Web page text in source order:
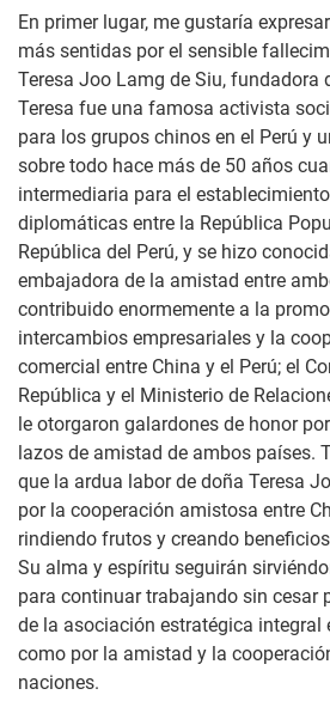
En primer lugar, me gustaría
más sentidas por el sensible
Teresa Joo Lamg de Siu, fundadora
Teresa fue una famosa activista
para los grupos chinos en el Perú y
sobre todo hace más de 50 años
intermediaria para el
diplomáticas entre la República
República del Perú, y se hizo
embajadora de la amistad entre
contribuido enormemente a la
intercambios empresariales y la
comercial entre China y el Perú; el
República y el Ministerio de
le otorgaron galardones de honor
lazos de amistad de ambos países.
que la ardua labor de doña Teresa
por la cooperación amistosa entre
rindiendo frutos y creando
Su alma y espíritu seguirán
para continuar trabajando sin cesar
de la asociación estratégica integral
como por la amistad y la
naciones.